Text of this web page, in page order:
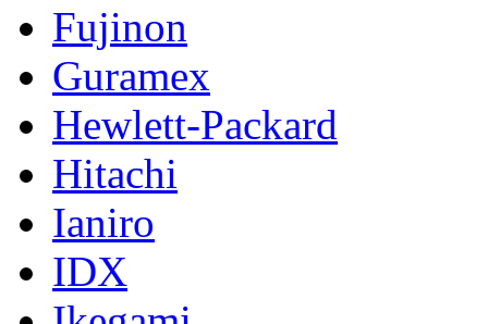
Fujinon
Guramex
Hewlett-Packard
Hitachi
Ianiro
IDX